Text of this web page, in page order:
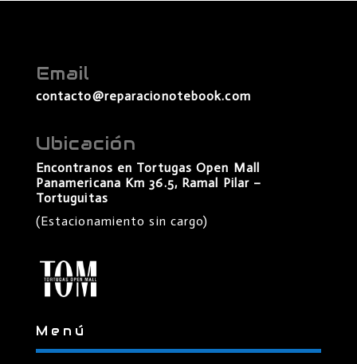
Email
contacto@reparacionotebook.com
Ubicación
Encontranos en Tortugas Open Mall
Panamericana Km 36.5, Ramal Pilar –
Tortuguitas
(Estacionamiento sin cargo)
Menú